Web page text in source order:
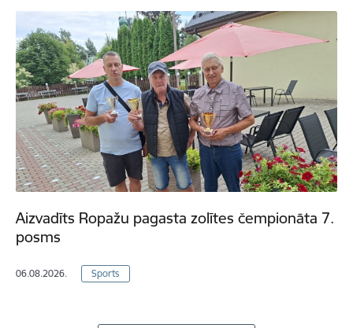
Aizvadīts Ropažu pagasta zolītes čempionāta 7.
posms
06.08.2026. Sports